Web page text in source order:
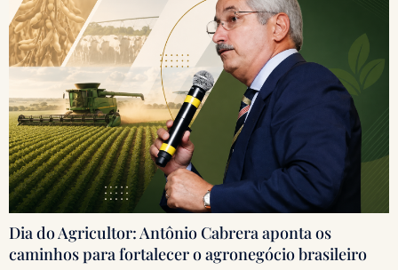
Dia do Agricultor: Antônio Cabrera aponta os
caminhos para fortalecer o agronegócio brasileiro